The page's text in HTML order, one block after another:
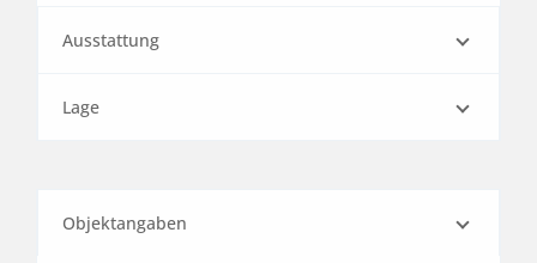
Ausstattung
Lage
Objektangaben